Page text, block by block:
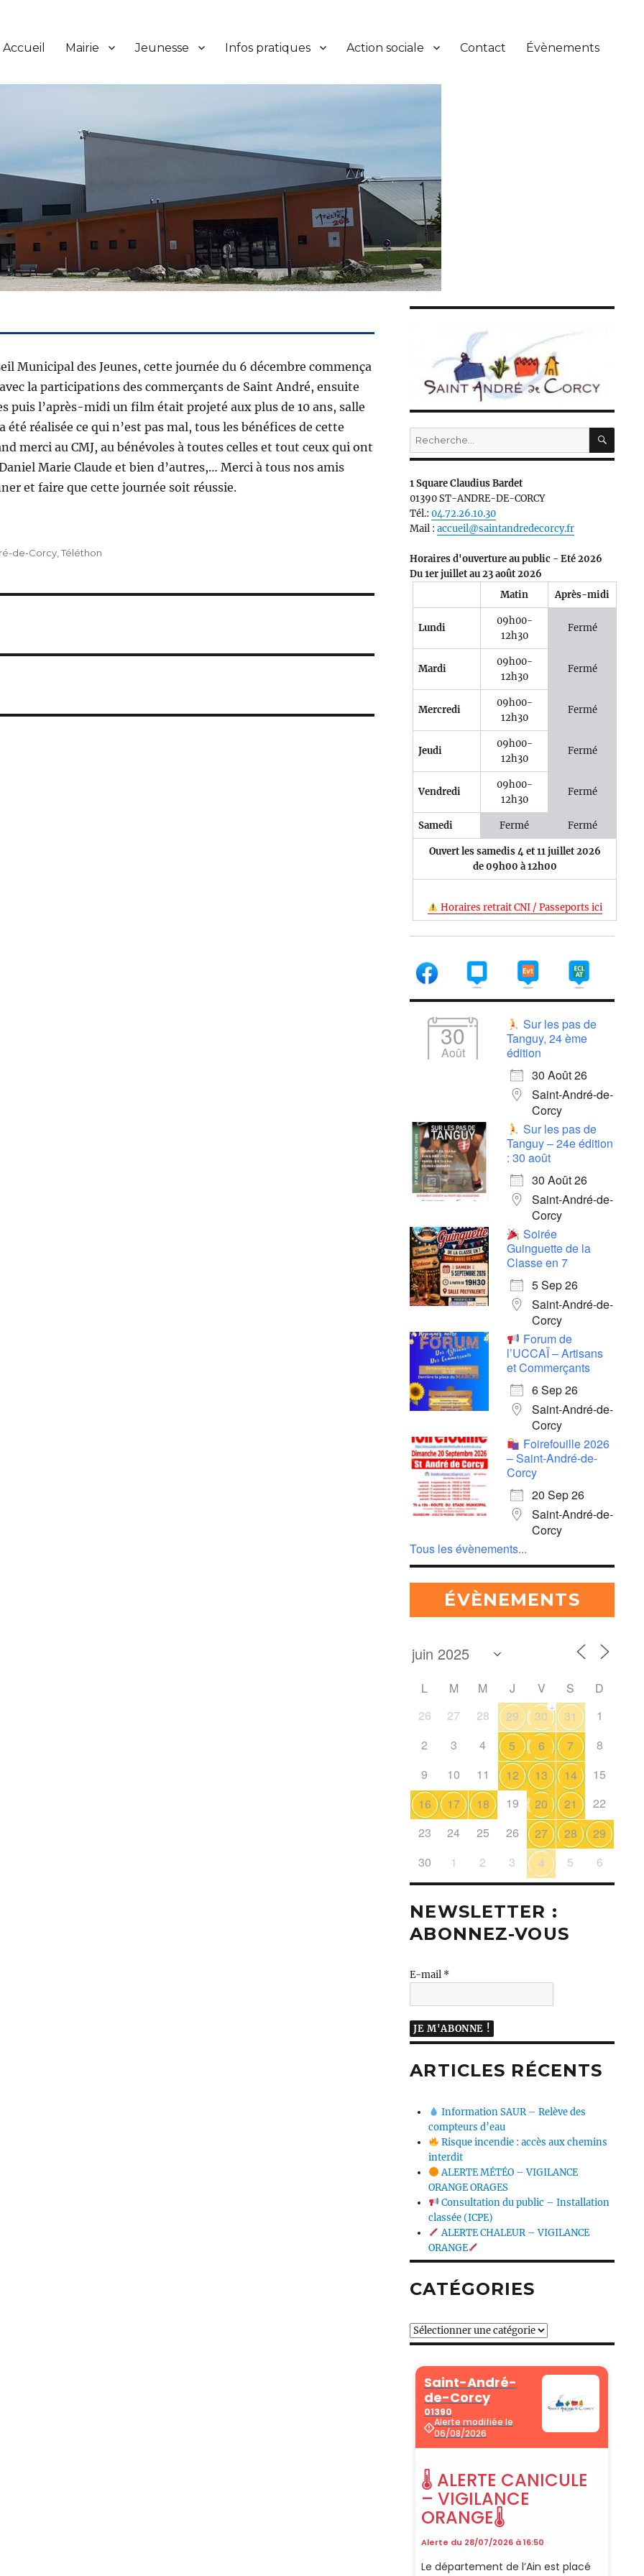
Accueil Mairie Jeunesse Infos pratiques Action sociale Contact Évènements
Municipal des Jeunes, cette journée du 6 décembre commença
la participations des commerçants de Saint André, ensuite
puis l’après-midi un film était projeté aux plus de 10 ans, salle
réalisée ce qui n’est pas mal, tous les bénéfices de cette
merci au CMJ, au bénévoles à toutes celles et tout ceux qui ont
Marie Claude et bien d’autres,… Merci à tous nos amis
et faire que cette journée soit réussie.
de-Corcy,Téléthon
Recherche
pour :
1 Square Claudius Bardet
01390 ST-ANDRE-DE-CORCY
Tél.:04.72.26.10.30
Mail :accueil@saintandredecorcy.fr
Horaires d'ouverture au public - Eté 2026
Du 1er juillet au 23 août 2026
Matin
Après-midi
Lundi
09h00-
12h30
Fermé
Mardi
09h00-
12h30
Fermé
Mercredi
09h00-
12h30
Fermé
Jeudi
09h00-
12h30
Fermé
Vendredi
09h00-
12h30
Fermé
Samedi Fermé Fermé
Ouvert les samedis 4 et 11 juillet 2026
de 09h00 à 12h00
Horaires retrait CNI / Passeports ici
30
Août
Sur les pas de
Tanguy, 24 ème
édition
30 Août 26
Saint-André-de-
Corcy
Sur les pas de
Tanguy – 24e édition
: 30 août
30 Août 26
Saint-André-de-
Corcy
Soirée
Guinguette de la
Classe en 7
5 Sep 26
Saint-André-de-
Corcy
Forum de
l’UCCAÏ – Artisans
et Commerçants
6 Sep 26
Saint-André-de-
Corcy
Foirefouille 2026
– Saint-André-de-
Corcy
20 Sep 26
Saint-André-de-
Corcy
Tous les évènements...
ÉVÈNEMENTS
L M M J V S
D
26
27 28 29 30
+
31
1
2
3 4 5 6 7
8
9
10 11 12 13 14
15
16
17 18 19 20 21
22
23
24 25 26 27 28
29
30
1 2 3 4 5 6
NEWSLETTER :
ABONNEZ-VOUS
E-mail *
ARTICLES RÉCENTS
Information SAUR – Relève des
compteurs d’eau
Risque incendie : accès aux chemins
interdit
ALERTE MÉTÉO – VIGILANCE
ORANGE ORAGES
Consultation du public – Installation
classée (ICPE)
ALERTE CHALEUR – VIGILANCE
ORANGE
CATÉGORIES
Catégories